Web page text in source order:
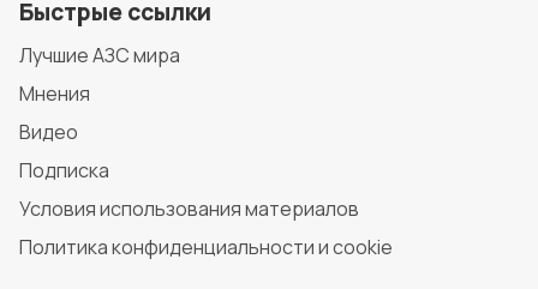
Быстрые ссылки
Лучшие АЗС мира
Мнения
Видео
Подписка
Условия использования материалов
Политика конфиденциальности и cookie